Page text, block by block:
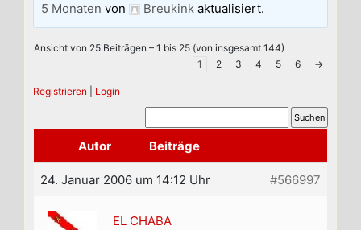
5 Monaten von Breukink aktualisiert.
Ansicht von 25 Beiträgen – 1 bis 25 (von insgesamt 144)
1
2 3 4 5 6 →
Registrieren Login
Autor Beiträge
24. Januar 2006 um 14:12 Uhr #566997
EL CHABA